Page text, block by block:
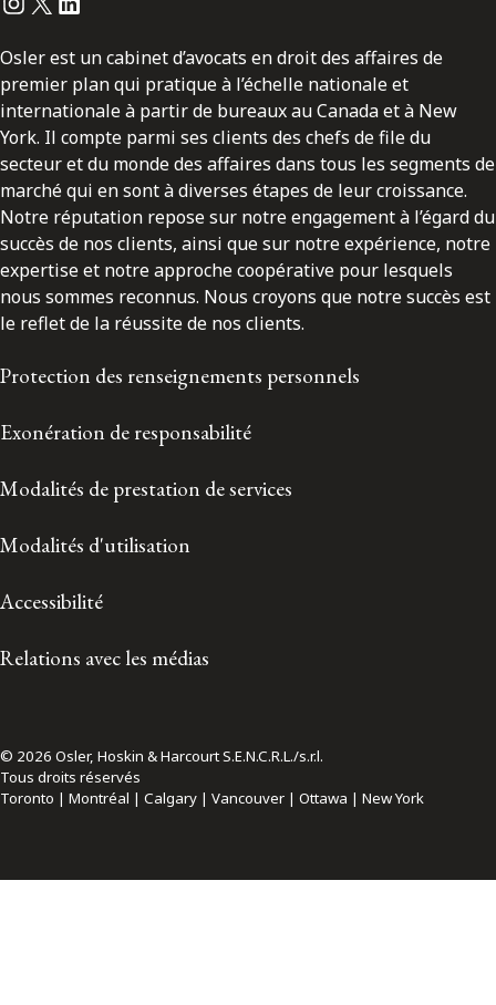
Osler est un cabinet d’avocats en droit des affaires de
premier plan qui pratique à l’échelle nationale et
internationale à partir de bureaux au Canada et à New
York. Il compte parmi ses clients des chefs de file du
secteur et du monde des affaires dans tous les segments de
marché qui en sont à diverses étapes de leur croissance.
Notre réputation repose sur notre engagement à l’égard du
succès de nos clients, ainsi que sur notre expérience, notre
expertise et notre approche coopérative pour lesquels
nous sommes reconnus. Nous croyons que notre succès est
le reflet de la réussite de nos clients.
Protection des renseignements personnels
Exonération de responsabilité
Modalités de prestation de services
Modalités d'utilisation
Accessibilité
Relations avec les médias
© 2026 Osler, Hoskin & Harcourt S.E.N.C.R.L./s.r.l.
Tous droits réservés
Toronto | Montréal | Calgary | Vancouver | Ottawa | New York